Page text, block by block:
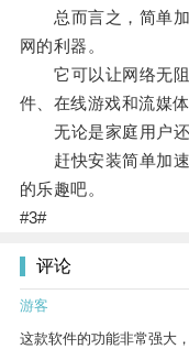
总而言之，简单加
网的利器。
它可以让网络无阻
件、在线游戏和流媒
无论是家庭用户还
赶快安装简单加速
的乐趣吧。
#3#
评论
游客
这款软件的功能非常强大